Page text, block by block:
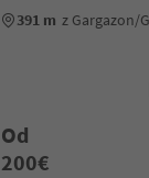
391 m z Gargazon/
Od
200€